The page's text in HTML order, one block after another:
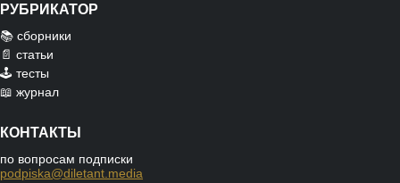
РУБРИКАТОР
📚 сборники
📄 статьи
🕹️ тесты
📖 журнал
КОНТАКТЫ
по вопросам подписки
podpiska@diletant.media